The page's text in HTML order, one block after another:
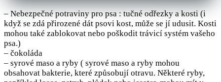
– Nebezpečné potraviny pro psa : tučné odřezky a kosti (i
když se zdá přirozené dát psovi kost, může se jí udusit. Kosti
mohou také zablokovat nebo poškodit trávicí systém vašeho
psa.)
– čokoláda
– syrové maso a ryby ( syrové maso a ryby mohou
obsahovat bakterie, které způsobují otravu. Některé ryby,